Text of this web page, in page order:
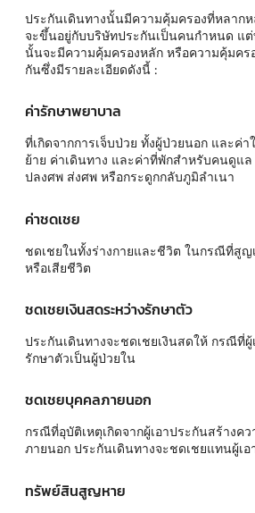
ประกันเดินทางนั้นมีความคุ้มครองที่หลาก
จะขึ้นอยู่กับบริษัทประกันเป็นคนกำหนด แ
นั้นจะมีความคุ้มครองหลัก หรือความคุ้มค
กันซึ่งมีรายละเอียดดังนี้ :
ค่ารักษาพยาบาล
ที่เกิดจากการเจ็บป่วย ทั้งผู้ป่วยนอก และค่
ย้าย ค่าเดินทาง และค่าที่พักสำหรับคนดูแ
ปลงศพ ส่งศพ หรือกระดูกกลับภูมิลำเนา
ค่าชดเชย
ชดเชยในทั้งร่างกายและชีวิต ในกรณีที่สูญ
หรือเสียชีวิต
ชดเชยเงินสดระหว่างรักษาตัว
ประกันเดินทางจะชดเชยเงินสดให้ กรณีที่ผู้
รักษาตัวเป็นผู้ป่วยใน
ชดเชยบุคคลภายนอก
กรณีที่อุบัติเหตุเกิดจากผู้เอาประกันสร้างค
ภายนอก ประกันเดินทางจะชดเชยแทนผู้เอ
ทรัพย์สินสูญหาย